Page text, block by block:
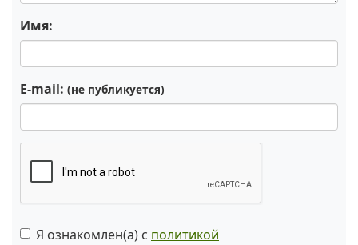
Имя:
E-mail: (не публикуется)
Я ознакомлен(а) с политикой